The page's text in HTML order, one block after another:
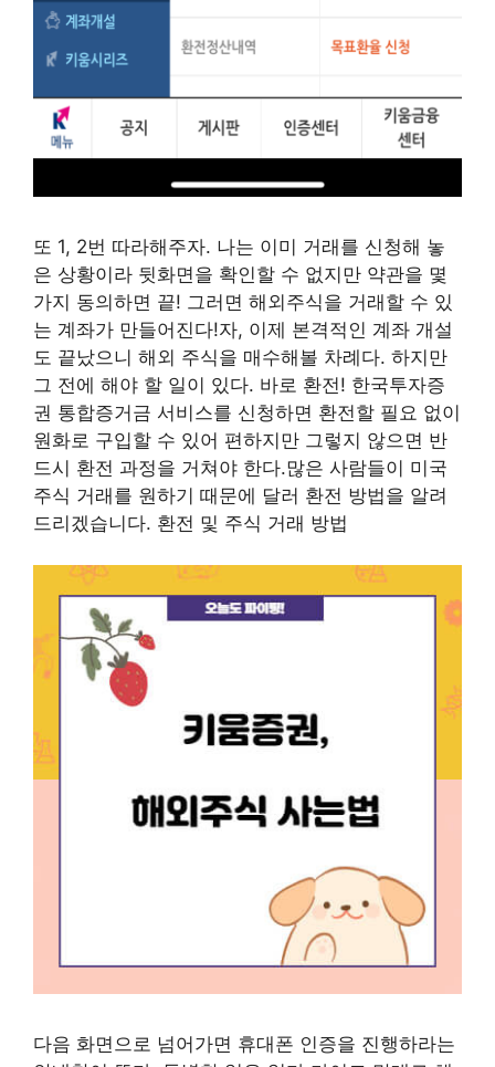
또 1, 2번 따라해주자. 나는 이미 거래를 신청해 놓
은 상황이라 뒷화면을 확인할 수 없지만 약관을 몇
가지 동의하면 끝! 그러면 해외주식을 거래할 수 있
는 계좌가 만들어진다!자, 이제 본격적인 계좌 개설
도 끝났으니 해외 주식을 매수해볼 차례다. 하지만
그 전에 해야 할 일이 있다. 바로 환전! 한국투자증
권 통합증거금 서비스를 신청하면 환전할 필요 없이
원화로 구입할 수 있어 편하지만 그렇지 않으면 반
드시 환전 과정을 거쳐야 한다.많은 사람들이 미국
주식 거래를 원하기 때문에 달러 환전 방법을 알려
드리겠습니다. 환전 및 주식 거래 방법
다음 화면으로 넘어가면 휴대폰 인증을 진행하라는